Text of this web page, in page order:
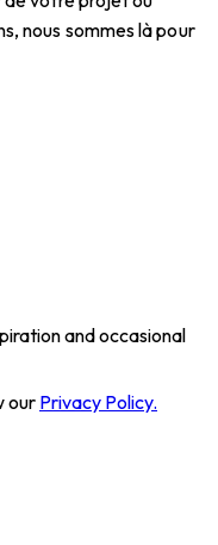
nous sommes là pour
and occasional
our Privacy Policy.